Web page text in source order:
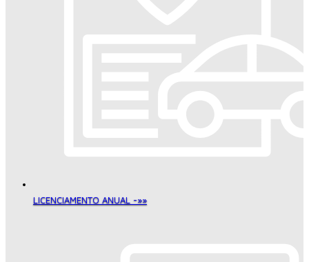
LICENCIAMENTO ANUAL -»»